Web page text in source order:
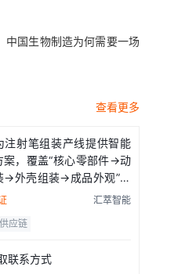
中国生物制造为何需要一场
查看更多
注射笔组装产线提供智能
案，覆盖“核心零部件→动
→外壳组装→成品外观”全
汇萃智能
供应链
联系方式